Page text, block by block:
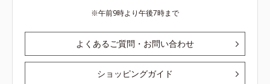
午前9時より午後7時まで
よくあるご質問・お問い合わせ
ショッピングガイド